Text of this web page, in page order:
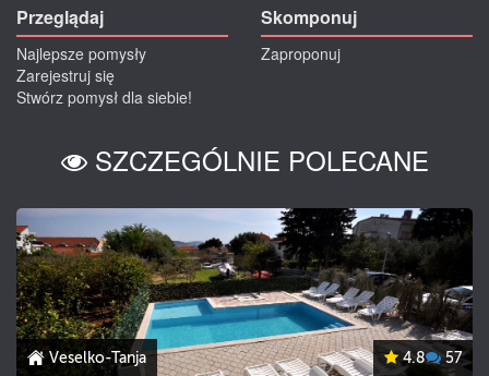
Przeglądaj
Najlepsze pomysły
Zarejestruj się
Stwórz pomysł dla siebie!
Skomponuj
Zaproponuj
SZCZEGÓLNIE POLECANE
Veselko-Tanja 4.8 57